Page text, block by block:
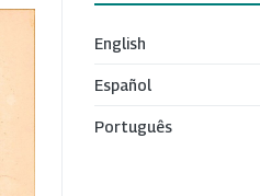
English
Español
Português